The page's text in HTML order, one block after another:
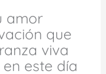
amor
que
viva
este día